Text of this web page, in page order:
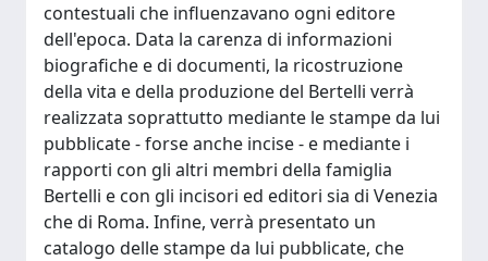
contestuali che influenzavano ogni editore
dell'epoca. Data la carenza di informazioni
biografiche e di documenti, la ricostruzione
della vita e della produzione del Bertelli verrà
realizzata soprattutto mediante le stampe da lui
pubblicate - forse anche incise - e mediante i
rapporti con gli altri membri della famiglia
Bertelli e con gli incisori ed editori sia di Venezia
che di Roma. Infine, verrà presentato un
catalogo delle stampe da lui pubblicate, che